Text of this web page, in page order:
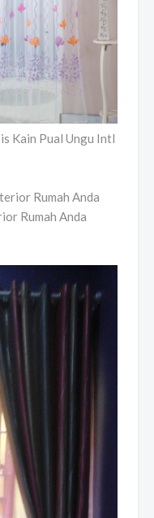
Kain Pual Ungu Intl
Rumah Anda